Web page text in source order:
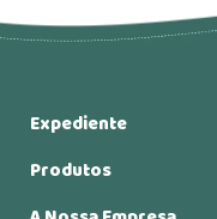
Expediente
Produtos